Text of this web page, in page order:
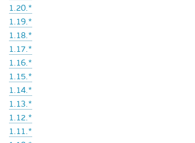
1.20.*
1.19.*
1.18.*
1.17.*
1.16.*
1.15.*
1.14.*
1.13.*
1.12.*
1.11.*